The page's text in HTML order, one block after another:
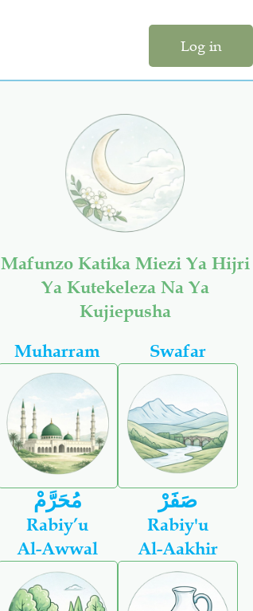
Log in
Mafunzo Katika Miezi Ya Hijri
Ya Kutekeleza Na Ya
Kujiepusha
Muharram
مُحَرَّمْ
Swafar
صَفَرْ
Rabiy’u
Al-Awwal
Rabiy'u
Al-Aakhir